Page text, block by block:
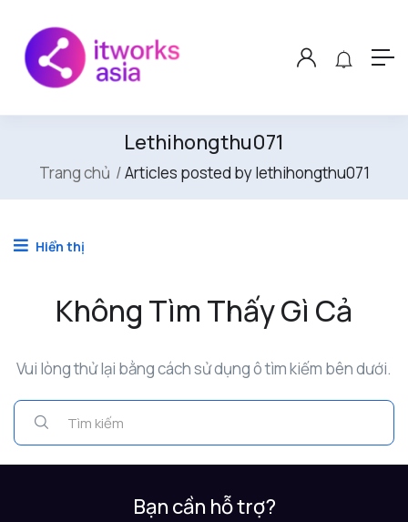
Lethihongthu071
Trang chủ Articles posted by lethihongthu071
Hiển thị
Không Tìm Thấy Gì Cả
Vui lòng thử lại bằng cách sử dụng ô tìm kiếm bên dưới.
Bạn cần hỗ trợ?